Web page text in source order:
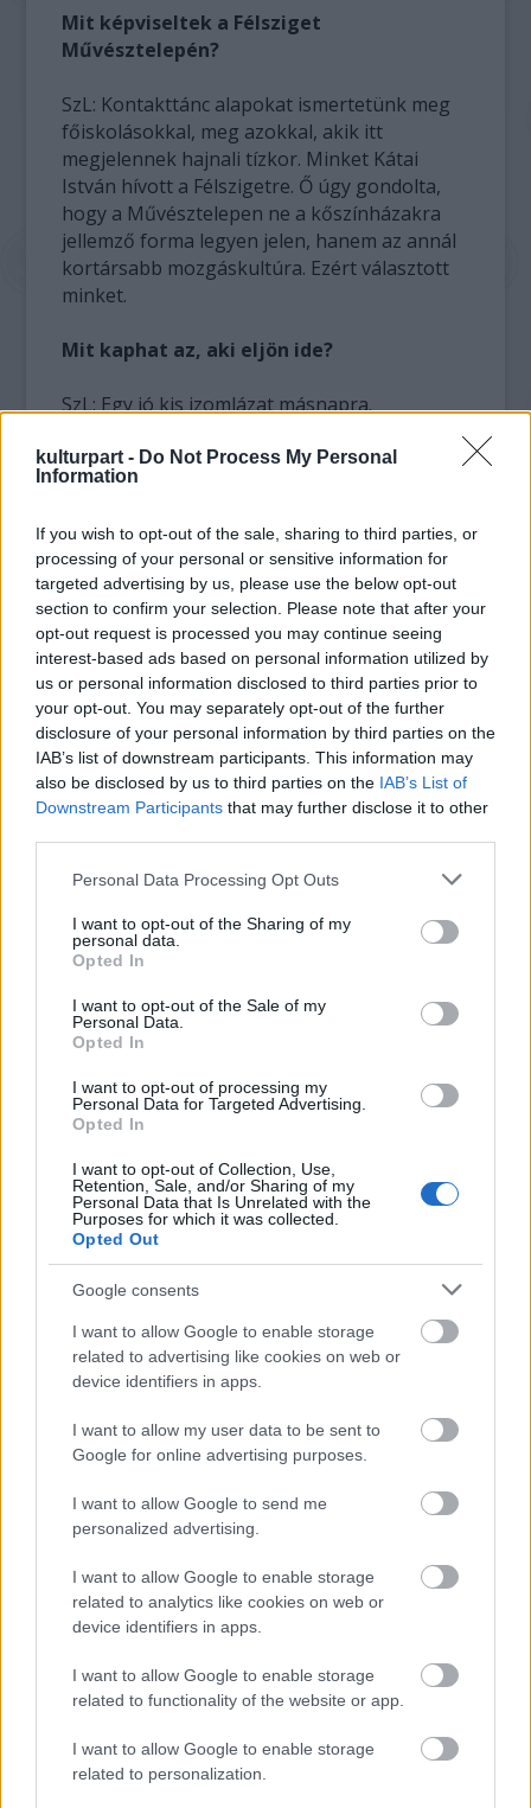
kulturpart - Do Not Process My Personal
Information
If you wish to opt-out of the sale, sharing to third parties, or
processing of your personal or sensitive information for
targeted advertising by us, please use the below opt-out
section to confirm your selection. Please note that after your
opt-out request is processed you may continue seeing
interest-based ads based on personal information utilized by
us or personal information disclosed to third parties prior to
your opt-out. You may separately opt-out of the further
disclosure of your personal information by third parties on the
IAB’s list of downstream participants. This information may
also be disclosed by us to third parties on the IAB’s List of
Downstream Participants that may further disclose it to other
Please note that this website/app uses one or more Google
not limited to your visit or usage behaviour. You may click to
grant or deny consent to Google and its third-party tags to
use your data for below specified purposes in below Google
consent section.
Personal Data Processing Opt Outs
I want to opt-out of the Sharing of my
personal data.
Opted In
I want to opt-out of the Sale of my
Personal Data.
Opted In
I want to opt-out of processing my
Personal Data for Targeted Advertising.
Opted In
I want to opt-out of Collection, Use,
Retention, Sale, and/or Sharing of my
Personal Data that Is Unrelated with the
Purposes for which it was collected.
Opted Out
Google consents
I want to allow Google to enable storage
related to advertising like cookies on web or
device identifiers in apps.
I want to allow my user data to be sent to
Google for online advertising purposes.
I want to allow Google to send me
personalized advertising.
I want to allow Google to enable storage
related to analytics like cookies on web or
device identifiers in apps.
I want to allow Google to enable storage
related to functionality of the website or app.
I want to allow Google to enable storage
related to personalization.
Mit képviseltek a Félsziget
Művésztelepén?
SzL: Kontakttánc alapokat ismertetünk meg
főiskolásokkal, meg azokkal, akik itt
megjelennek hajnali tízkor. Minket Kátai
István hívott a Félszigetre. Ő úgy gondolta,
hogy a Művésztelepen ne a kőszínházakra
jellemző forma legyen jelen, hanem az annál
kortársabb mozgáskultúra. Ezért választott
minket.
Mit kaphat az, aki eljön ide?
SzL: Egy jó kis izomlázat másnapra.
Belekóstolhat ebbe a világba, ebbe a színházi
formába, amelyet mi művelünk. Megnézheti
belülről, hogy hogyan alukul ki egy-egy
elemek. Megdolgoztatja az agyat. Teljesen
máshogy dolgozik egy mozgásszínész, mint
egy prózai színész.
Hogy érzitek magatokat a fesztiválon?
BL: A meleget leszámítva jól.
SzL: Kicsit nehéz négy nap alatt megmutatni
ezt a színházi nyelvet az embereknek.
Délutánonként a fesztivál többi részére is
kimegyünk megmutatni, amit délelőttönként
itt csináltunk. Nagy ugrásokkal haladunk az
anyagban, a résztvevőknek nehéz tartani a
lépést, mert egy nap alatt ennyi információt,
ennyi mozdulatot, érzést befogadni nem
könnyű.
Milyen a Tűztánc?
SzL: Tüzes.
PE: Korábban volt egy olyan előadásunk,
amelyben elkezdtünk forgatni eszközöket.
Ekkor arra gondoltunk, miért is ne
folytatnánk. Persze vár ránk a továbbképzés,
de eddig még nem volt arra időnk, hogy csak
ezzel foglalkozzunk.
Hol léptek fel legközelebb?
PE: Két fesztiválra van meghívásunk:
Gyulafehérvárra és Nagyváradra. Emellett
készülünk egy új bemutatóra, a Szentivánéji
álomra, amit Uray Péter rendez. Ezzel
folytatódik a Shakespeare-sorozat, amely
keretén belül már bemutattuk a Romeo és